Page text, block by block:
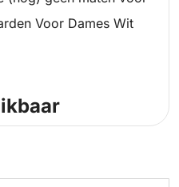
Voor Dames Wit